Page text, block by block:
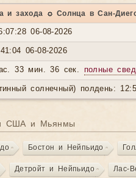
и захода ☼ Солнца в Сан-
06-08-2026
06-08-2026
33 мин. 36 сек. полные
солнечный) полдень:
США и Мьянмы
Бостон и Нейпьидо
Детройт и Нейпьидо Лас-